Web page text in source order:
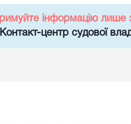
інформацію лише
центр судової